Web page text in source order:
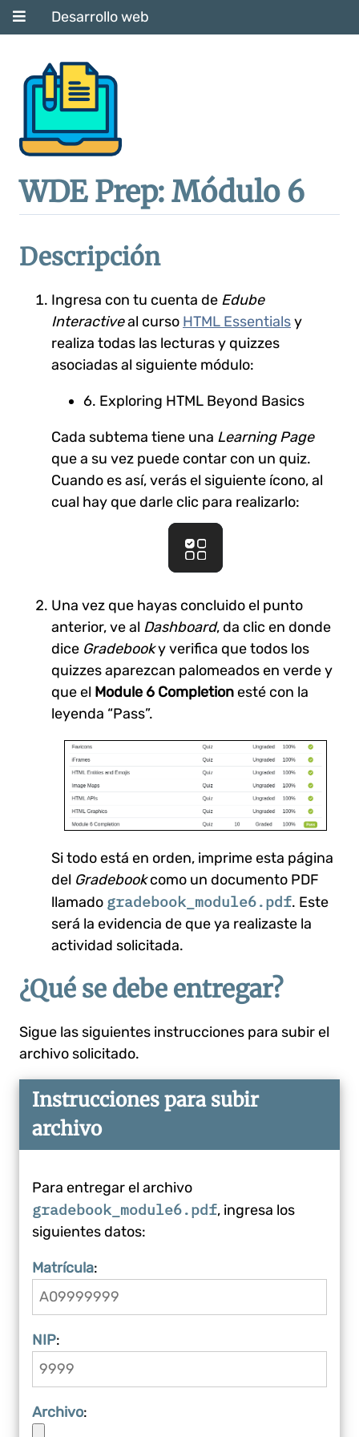
Desarrollo web
WDE Prep: Módulo 6
Descripción
Ingresa con tu cuenta de Edube
Interactiveal curso HTML Essentialsy
realiza todas las lecturas y quizzes
asociadas al siguiente módulo:
6. Exploring HTML Beyond Basics
Cada subtema tiene una Learning Page
que a su vez puede contar con un quiz.
Cuando es así, verás el siguiente ícono, al
cual hay que darle clic para realizarlo:
Una vez que hayas concluido el punto
anterior, ve al Dashboard, da clic en donde
dice Gradebooky verifica que todos los
quizzes aparezcan palomeados en verde y
que el Module 6 Completionesté con la
leyenda “Pass”.
Si todo está en orden, imprime esta página
del Gradebookcomo un documento PDF
llamado gradebook_module6.pdf. Este
será la evidencia de que ya realizaste la
actividad solicitada.
¿Qué se debe entregar?
Sigue las siguientes instrucciones para subir el
archivo solicitado.
Instrucciones para subir
archivo
Para entregar el archivo
gradebook_module6.pdf, ingresa los
siguientes datos:
Matrícula:
NIP:
Archivo: